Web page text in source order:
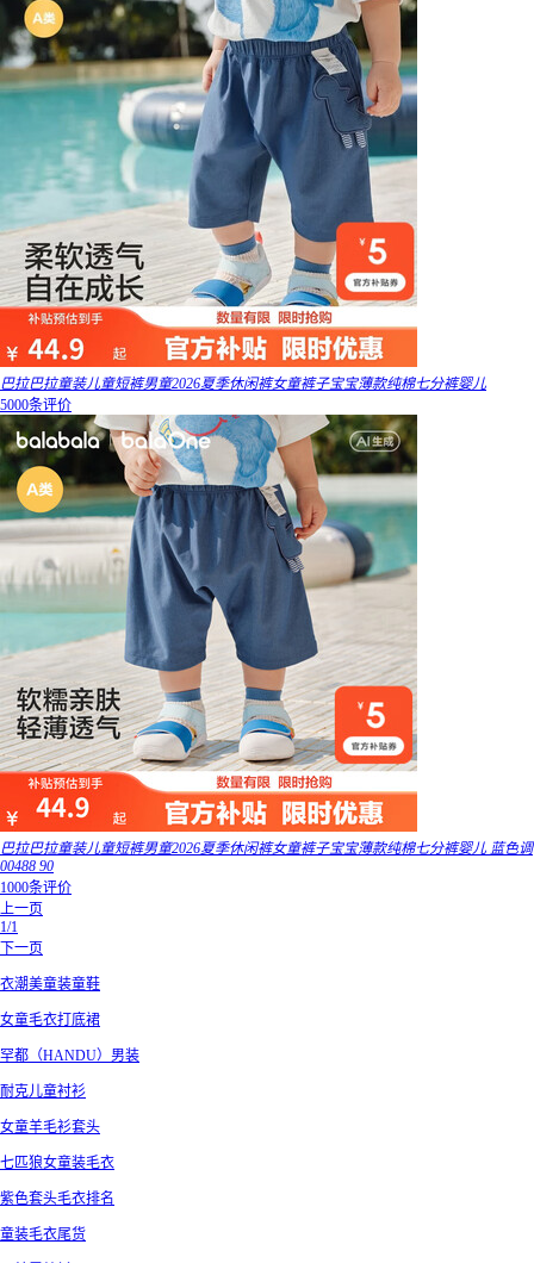
巴拉巴拉童装儿童短裤男童2026夏季休闲裤女童裤子宝宝薄款纯棉七分裤婴儿
5000条评价
巴拉巴拉童装儿童短裤男童2026夏季休闲裤女童裤子宝宝薄款纯棉七分裤婴儿 蓝色调
00488 90
1000条评价
上一页
1/1
下一页
衣潮美童装童鞋
女童毛衣打底裙
罕都（HANDU）男装
耐克儿童衬衫
女童羊毛衫套头
七匹狼女童装毛衣
紫色套头毛衣排名
童装毛衣尾货